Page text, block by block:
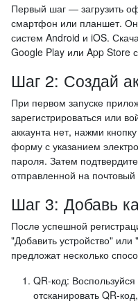
Первый шаг — загрузить
смартфон или планшет.
систем Android и iOS.
Google Play или App Store
Шаг 2: Создай
При первом запуске
зарегистрироваться или
аккаунта нет, нажми
форму с указанием
пароля. Затем
отправленной на
Шаг 3: Добавь
После успешной
"Добавить устройство"
предложат несколько
QR-код:
отсканировать QR-